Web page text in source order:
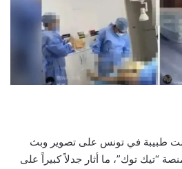
طبيبة في تونس على تصوير وبث
“تيك توك”، ما أثار جدلاً كبيراً على